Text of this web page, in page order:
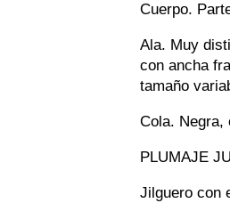
Cuerpo.
Ala. Muy
con ancha
tamaño
Cola. Negra,
PLUMAJE
Jilguero con